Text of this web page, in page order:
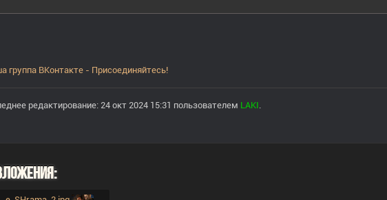
группа ВКонтакте - Присоединяйтесь!
редактирование: 24 окт 2024 15:31 пользователем LAKI.